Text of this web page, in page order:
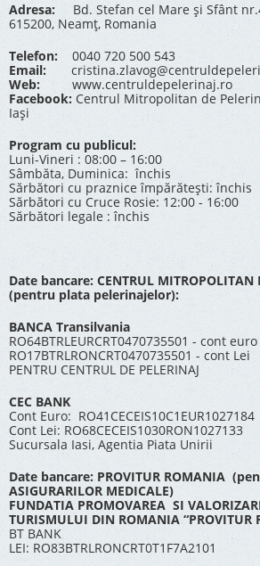
Adresa: Bd. Stefan cel Mare și Sfânt
615200, Neamț, Romania
Telefon: 0040 720 500 543
Email:
Web:
www.centruldepelerinaj.ro
Facebook: Centrul Mitropolitan de
Iași
Program cu publicul:
Luni-Vineri : 08:00 – 16:00
Sâmbăta, Duminica: închis
Sărbători cu praznice împărătești: închis
Sărbători cu Cruce Rosie: 12:00 - 16:00
Sărbători legale : închis
Date bancare: CENTRUL MITROPOLITAN
(pentru plata pelerinajelor):
BANCA Transilvania
RO64BTRLEURCRT0470735501 - cont euro
RO17BTRLRONCRT0470735501 - cont Lei
PENTRU CENTRUL DE PELERINAJ
CEC BANK
Cont Euro: RO41CECEIS10C1EUR1027184
Cont Lei: RO68CECEIS1030RON1027133
Sucursala Iasi, Agentia Piata Unirii
Date bancare: PROVITUR ROMANIA
ASIGURARILOR MEDICALE)
FUNDATIA PROMOVAREA SI
TURISMULUI DIN ROMANIA “PROVITUR
BT BANK
LEI: RO83BTRLRONCRT0T1F7A2101